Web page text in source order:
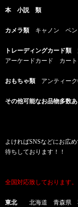
本 小説 類
カメラ類 キャノン ペ
トレーディングカード類
アーケードカード カー
おもちゃ類 アンティー
その他可能なお品物多数あ
よければSNSなどにお広
待ちしております！！
全国対応致しております。
東北 北海道 青森県